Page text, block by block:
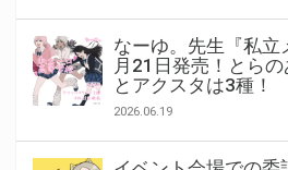
なーゆ。先生『私立
月21日発売！とら
とアクスタは3種！
2026.06.19